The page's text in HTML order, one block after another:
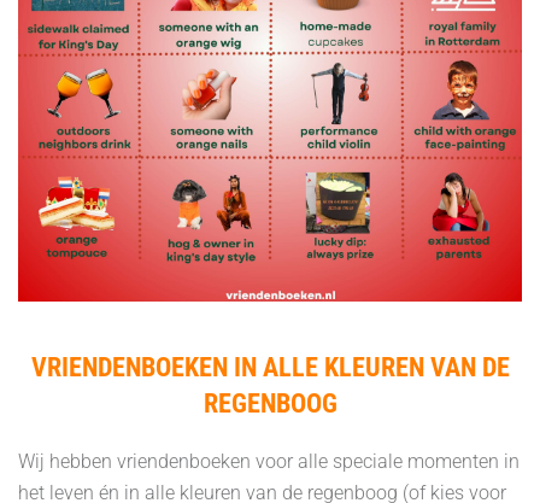
VRIENDENBOEKEN IN ALLE KLEUREN VAN DE
REGENBOOG
Wij hebben vriendenboeken voor alle speciale momenten in
het leven én in alle kleuren van de regenboog (of kies voor